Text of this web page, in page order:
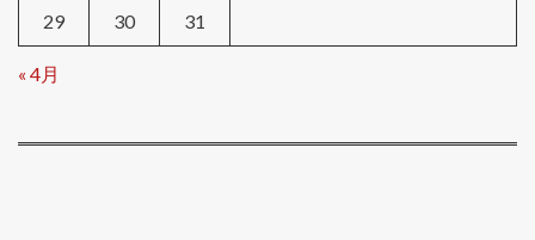
29 30 31
« 4月